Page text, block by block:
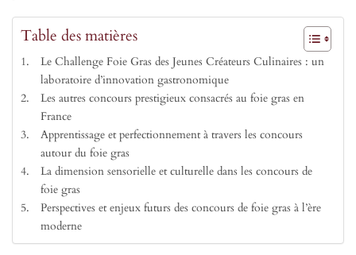
Table des matières
Le Challenge Foie Gras des Jeunes Créateurs Culinaires : un
laboratoire d’innovation gastronomique
Les autres concours prestigieux consacrés au foie gras en
France
Apprentissage et perfectionnement à travers les concours
autour du foie gras
La dimension sensorielle et culturelle dans les concours de
foie gras
Perspectives et enjeux futurs des concours de foie gras à l’ère
moderne